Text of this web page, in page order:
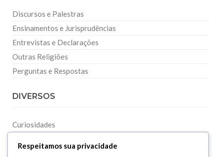
Discursos e Palestras
Ensinamentos e Jurisprudências
Entrevistas e Declarações
Outras Religiões
Perguntas e Respostas
DIVERSOS
Curiosidades
Respeitamos sua privacidade